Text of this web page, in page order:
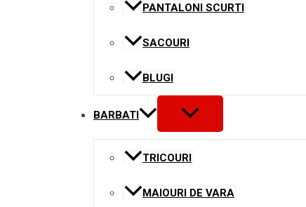
PANTALONI SCURTI
SACOURI
BLUGI
BARBATI
MENU
TOGGLE
TRICOURI
MAIOURI DE VARA